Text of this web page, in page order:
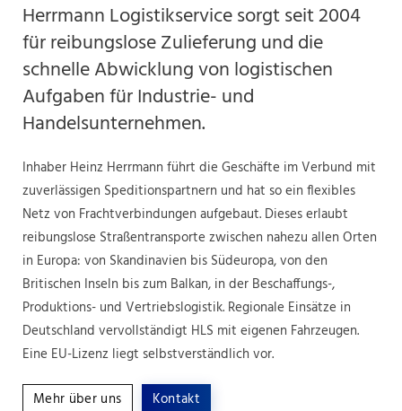
Herrmann Logistikservice sorgt seit 2004
für reibungslose Zulieferung und die
schnelle Abwicklung von logistischen
Aufgaben für Industrie- und
Handelsunternehmen.
Inhaber Heinz Herrmann führt die Geschäfte im Verbund mit
zuverlässigen Speditionspartnern und hat so ein flexibles
Netz von Frachtverbindungen aufgebaut. Dieses erlaubt
reibungslose Straßentransporte zwischen nahezu allen Orten
in Europa: von Skandinavien bis Südeuropa, von den
Britischen Inseln bis zum Balkan, in der Beschaffungs-,
Produktions- und Vertriebslogistik. Regionale Einsätze in
Deutschland vervollständigt HLS mit eigenen Fahrzeugen.
Eine EU-Lizenz liegt selbstverständlich vor.
Mehr über uns Kontakt